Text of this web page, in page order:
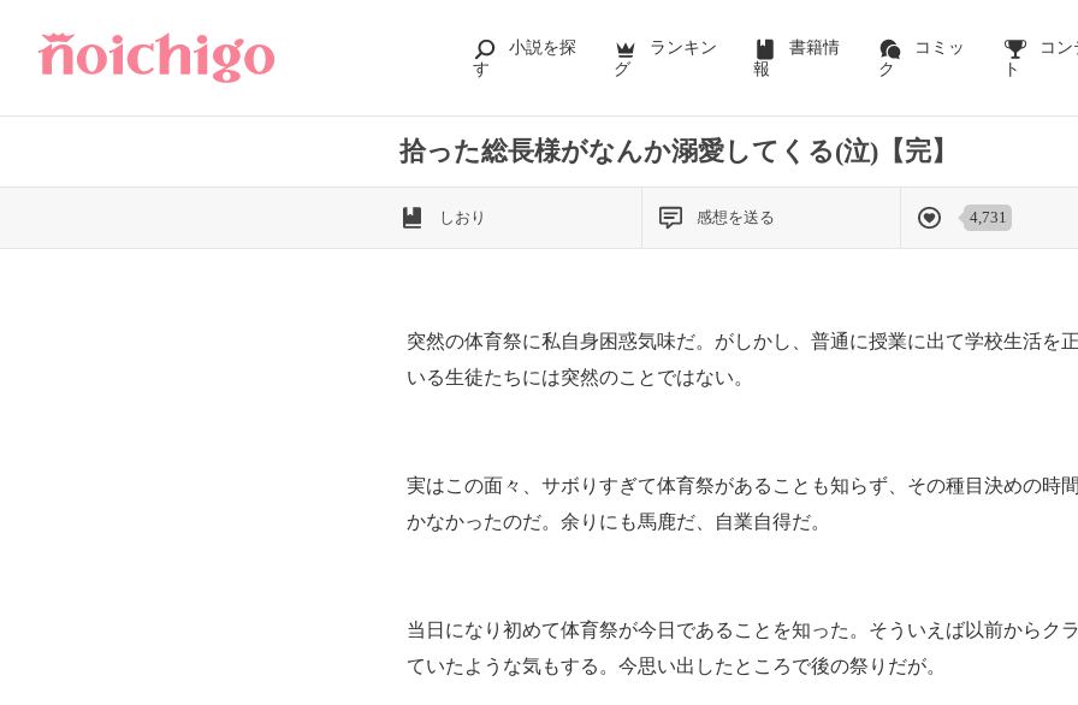
小説を探
す
ランキン
グ
書籍情
報
コミッ
ク
コン
ト
拾った総長様がなんか溺愛してくる(泣)【完】
しおり 感想を送る 4,731
突然の体育祭に私自身困惑気味だ。がしかし、普通に授業に出て学校生活を
いる生徒たちには突然のことではない。
実はこの面々、サボりすぎて体育祭があることも知らず、その種目決めの時
かなかったのだ。余りにも馬鹿だ、自業自得だ。
当日になり初めて体育祭が今日であることを知った。そういえば以前からク
ていたような気もする。今思い出したところで後の祭りだが。